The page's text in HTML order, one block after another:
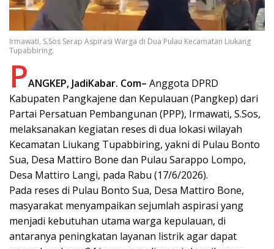
Irmawati, S.Sos Serap Aspirasi Warga di Dua Pulau Kecamatan Liukang
Tupabbiring.
PANGKEP, JadiKabar. Com– Anggota DPRD
Kabupaten Pangkajene dan Kepulauan (Pangkep) dari
Partai Persatuan Pembangunan (PPP), Irmawati, S.Sos,
melaksanakan kegiatan reses di dua lokasi wilayah
Kecamatan Liukang Tupabbiring, yakni di Pulau Bonto
Sua, Desa Mattiro Bone dan Pulau Sarappo Lompo,
Desa Mattiro Langi, pada Rabu (17/6/2026).
Pada reses di Pulau Bonto Sua, Desa Mattiro Bone,
masyarakat menyampaikan sejumlah aspirasi yang
menjadi kebutuhan utama warga kepulauan, di
antaranya peningkatan layanan listrik agar dapat